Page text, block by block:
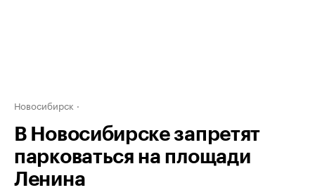
Новосибирск
В Новосибирске запретят
парковаться на площади
Ленина